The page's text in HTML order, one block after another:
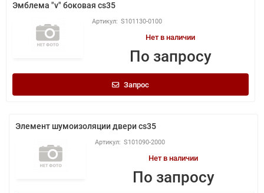
Эмблема "v" боковая cs35
S101130-0100
Нет в наличии
По запросу
Запрос
Элемент шумоизоляции двери cs35
S101090-2000
Нет в наличии
По запросу